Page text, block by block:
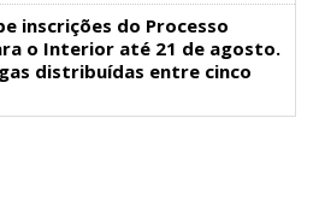
inscrições do Processo
o Interior até 21 de agosto.
distribuídas entre cinco